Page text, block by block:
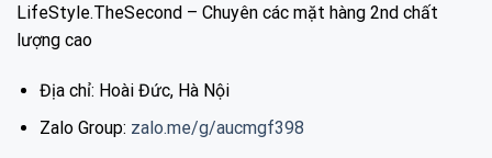
LifeStyle.TheSecond – Chuyên các mặt hàng 2nd chất
lượng cao
Địa chỉ: Hoài Đức, Hà Nội
Zalo Group: zalo.me/g/aucmgf398